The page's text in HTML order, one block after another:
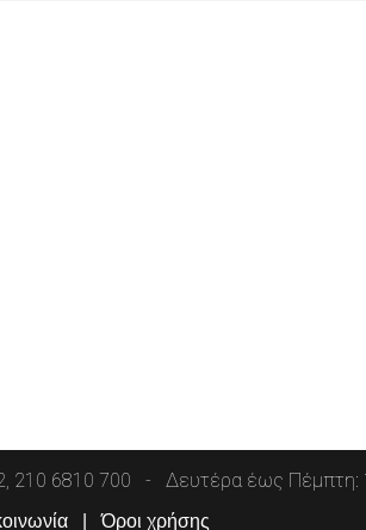
210 6810 700 Δευτέρα έως Πέμπτη:
Όροι χρήσης